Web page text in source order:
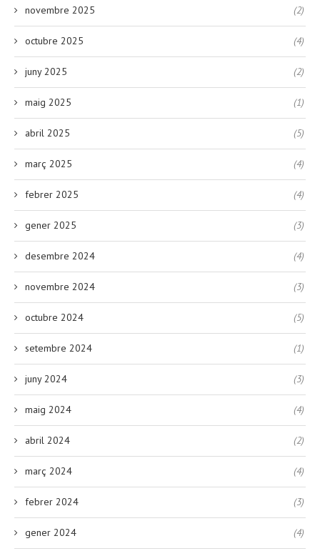
novembre 2025 (2)
octubre 2025 (4)
juny 2025 (2)
maig 2025 (1)
abril 2025 (5)
març 2025 (4)
febrer 2025 (4)
gener 2025 (3)
desembre 2024 (4)
novembre 2024 (3)
octubre 2024 (5)
setembre 2024 (1)
juny 2024 (3)
maig 2024 (4)
abril 2024 (2)
març 2024 (4)
febrer 2024 (3)
gener 2024 (4)